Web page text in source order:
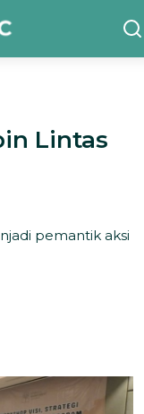
Lintas
pemantik aksi